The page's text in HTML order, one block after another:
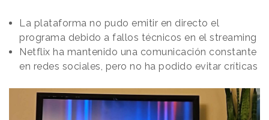
La plataforma no pudo emitir en directo el
programa debido a fallos técnicos en el streaming
Netflix ha mantenido una comunicación constante
en redes sociales, pero no ha podido evitar críticas